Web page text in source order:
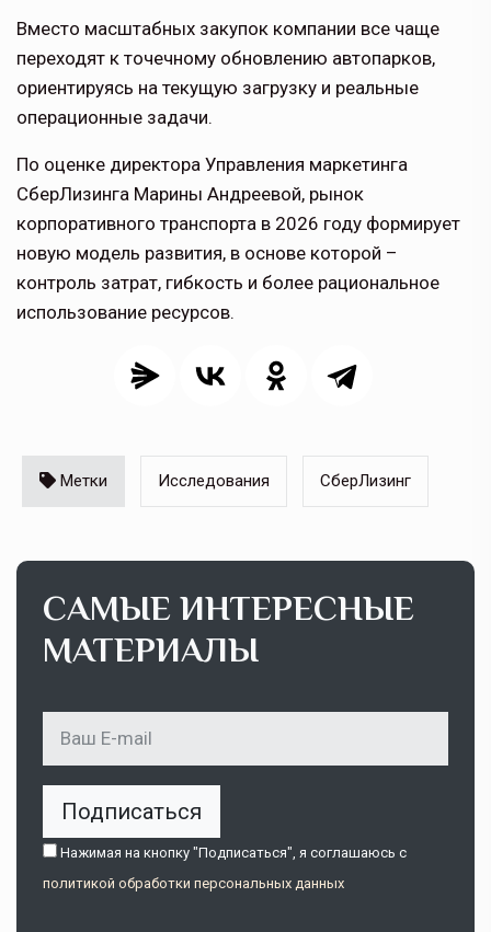
Вместо масштабных закупок компании все чаще
переходят к точечному обновлению автопарков,
ориентируясь на текущую загрузку и реальные
операционные задачи.
По оценке директора Управления маркетинга
СберЛизинга Марины Андреевой, рынок
корпоративного транспорта в 2026 году формирует
новую модель развития, в основе которой –
контроль затрат, гибкость и более рациональное
использование ресурсов.
Метки Исследования СберЛизинг
САМЫЕ ИНТЕРЕСНЫЕ
МАТЕРИАЛЫ
Подписаться
Нажимая на кнопку "Подписаться", я соглашаюсь c
политикой обработки персональных данных